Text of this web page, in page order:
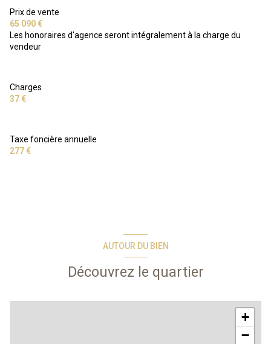
Prix de vente
65 090 €
Les honoraires d'agence seront intégralement à la charge du
vendeur
Charges
37 €
Taxe foncière annuelle
277 €
AUTOUR DU BIEN
Découvrez le quartier
+
−